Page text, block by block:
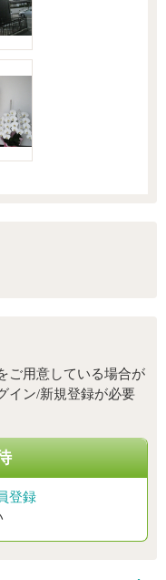
ご用意している場合が
イン/新規登録が必要
登録